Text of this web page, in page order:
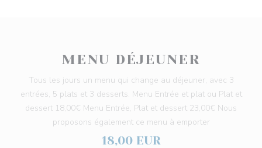
MENU DÉJEUNER
Tous les jours un menu qui change au déjeuner, avec 3
entrées, 5 plats et 3 desserts. Menu Entrée et plat ou Plat et
dessert 18,00€ Menu Entrée, Plat et dessert 23,00€ Nous
proposons également ce menu à emporter
18,00 EUR